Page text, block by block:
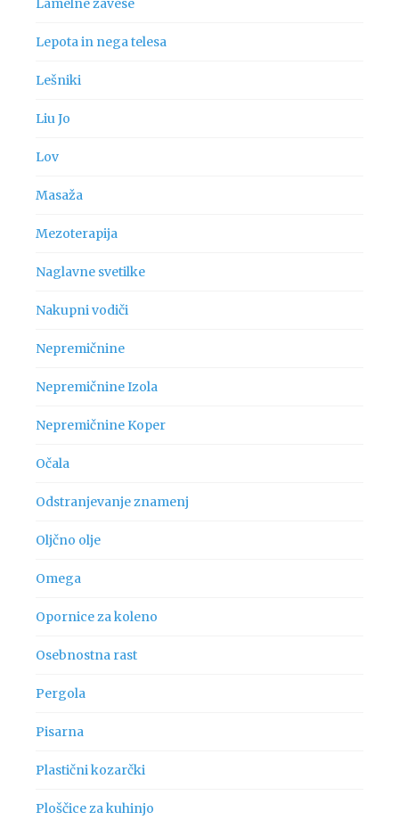
Lamelne zavese
Lepota in nega telesa
Lešniki
Liu Jo
Lov
Masaža
Mezoterapija
Naglavne svetilke
Nakupni vodiči
Nepremičnine
Nepremičnine Izola
Nepremičnine Koper
Očala
Odstranjevanje znamenj
Oljčno olje
Omega
Opornice za koleno
Osebnostna rast
Pergola
Pisarna
Plastični kozarčki
Ploščice za kuhinjo